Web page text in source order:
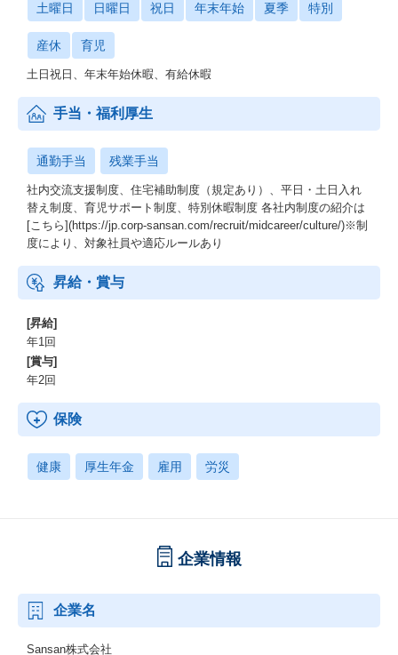
土曜日 日曜日 祝日 年末年始 夏季 特別
産休 育児
土日祝日、年末年始休暇、有給休暇
手当・福利厚生
通勤手当 残業手当
社内交流支援制度、住宅補助制度（規定あり）、平日・土日入れ
替え制度、育児サポート制度、特別休暇制度 各社内制度の紹介は
[こちら](https://jp.corp-sansan.com/recruit/midcareer/culture/)※制
度により、対象社員や適応ルールあり
昇給・賞与
[昇給]
年1回
[賞与]
年2回
保険
健康 厚生年金 雇用 労災
企業情報
企業名
Sansan株式会社